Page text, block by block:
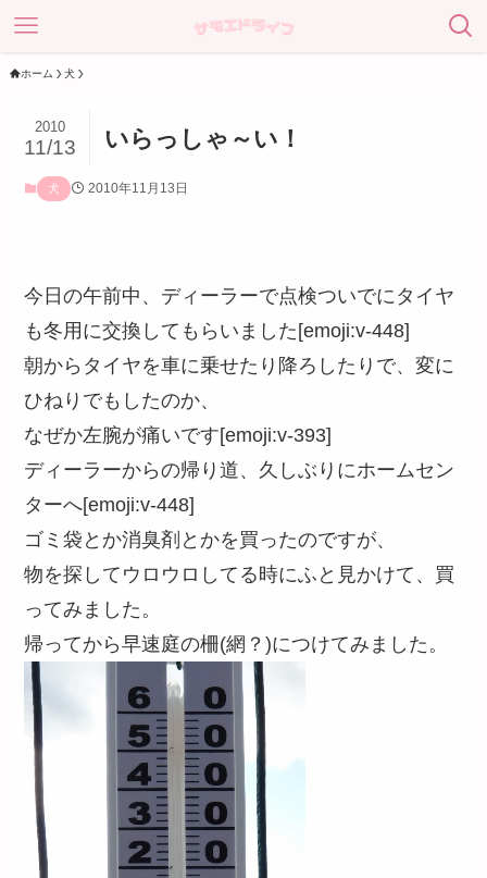
ホーム 犬
いらっしゃ～い！
2010
11/13
犬 2010年11月13日
今日の午前中、ディーラーで点検ついでにタイヤ
も冬用に交換してもらいました[emoji:v-448]
朝からタイヤを車に乗せたり降ろしたりで、変に
ひねりでもしたのか、
なぜか左腕が痛いです[emoji:v-393]
ディーラーからの帰り道、久しぶりにホームセン
ターへ[emoji:v-448]
ゴミ袋とか消臭剤とかを買ったのですが、
物を探してウロウロしてる時にふと見かけて、買
ってみました。
帰ってから早速庭の柵(網？)につけてみました。